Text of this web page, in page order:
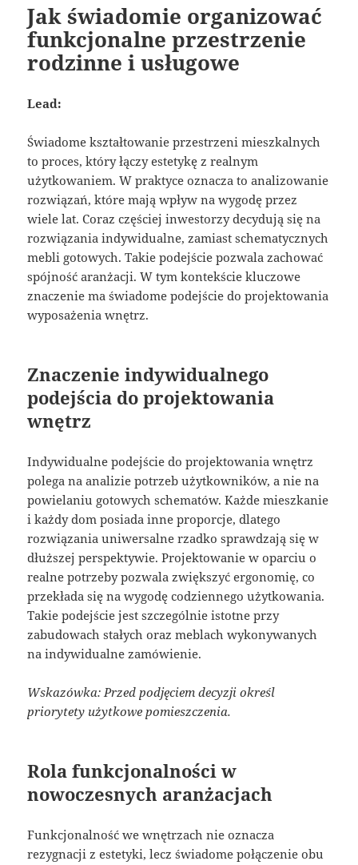
Jak świadomie organizować
funkcjonalne przestrzenie
rodzinne i usługowe
Lead:
Świadome kształtowanie przestrzeni mieszkalnych
to proces, który łączy estetykę z realnym
użytkowaniem. W praktyce oznacza to analizowanie
rozwiązań, które mają wpływ na wygodę przez
wiele lat. Coraz częściej inwestorzy decydują się na
rozwiązania indywidualne, zamiast schematycznych
mebli gotowych. Takie podejście pozwala zachować
spójność aranżacji. W tym kontekście kluczowe
znaczenie ma świadome podejście do projektowania
wyposażenia wnętrz.
Znaczenie indywidualnego
podejścia do projektowania
wnętrz
Indywidualne podejście do projektowania wnętrz
polega na analizie potrzeb użytkowników, a nie na
powielaniu gotowych schematów. Każde mieszkanie
i każdy dom posiada inne proporcje, dlatego
rozwiązania uniwersalne rzadko sprawdzają się w
dłuższej perspektywie. Projektowanie w oparciu o
realne potrzeby pozwala zwiększyć ergonomię, co
przekłada się na wygodę codziennego użytkowania.
Takie podejście jest szczególnie istotne przy
zabudowach stałych oraz meblach wykonywanych
na indywidualne zamówienie.
Wskazówka: Przed podjęciem decyzji określ
priorytety użytkowe pomieszczenia.
Rola funkcjonalności w
nowoczesnych aranżacjach
Funkcjonalność we wnętrzach nie oznacza
rezygnacji z estetyki, lecz świadome połączenie obu